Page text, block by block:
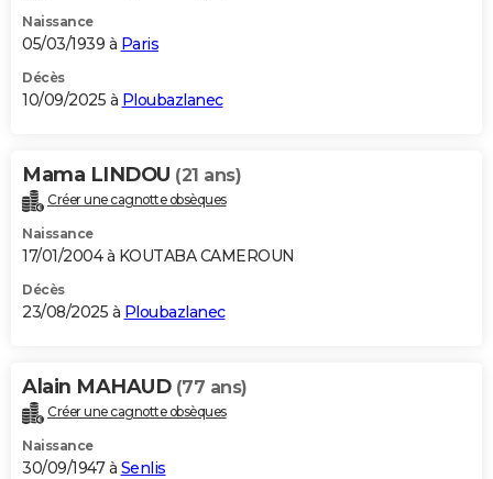
Naissance
05/03/1939 à Paris
Décès
10/09/2025 à Ploubazlanec
Mama LINDOU (21 ans)
Créer une cagnotte obsèques
Naissance
17/01/2004 à KOUTABA CAMEROUN
Décès
23/08/2025 à Ploubazlanec
Alain MAHAUD (77 ans)
Créer une cagnotte obsèques
Naissance
30/09/1947 à Senlis